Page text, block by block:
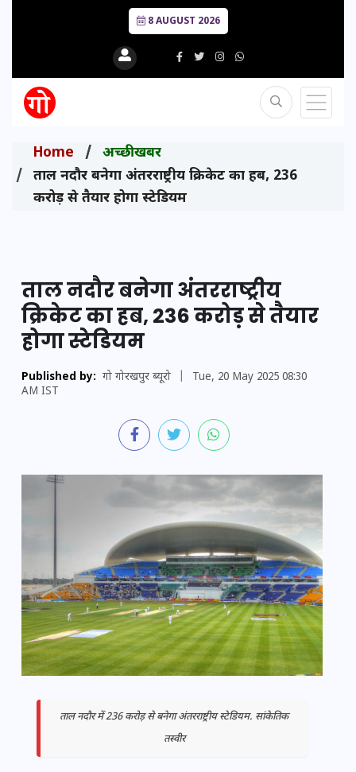
8 AUGUST 2026
Home
अच्छी खबर
ताल नदौर बनेगा अंतरराष्ट्रीय क्रिकेट का हब, 236
करोड़ से तैयार होगा स्टेडियम
ताल नदौर बनेगा अंतरराष्ट्रीय
क्रिकेट का हब, 236 करोड़ से तैयार
होगा स्टेडियम
Published by: गो गोरखपुर ब्यूरो
Tue, 20 May 2025 08:30
AM IST
ताल नदौर में 236 करोड़ से बनेगा अंतरराष्ट्रीय स्टेडियम. सांकेतिक
तस्वीर